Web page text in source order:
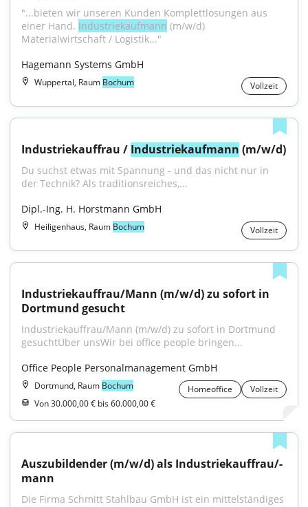
"...bieten wir unseren Kunden Komplettlösungen aus
einer Hand. Industriekaufmann (m/w/d)
Materialwirtschaft / Logistik..."
Hagemann Systems GmbH
Wuppertal, Raum Bochum Vollzeit
Industriekauffrau / Industriekaufmann (m/w/d)
Du suchst etwas mit Spannung - und das nicht nur in
der Technik? Als traditionsreiches,...
Dipl.-Ing. H. Horstmann GmbH
Heiligenhaus, Raum Bochum Vollzeit
Industriekauffrau/Mann (m/w/d) zu sofort in
Dortmund gesucht
Industriekauffrau/Mann (m/w/d) zu sofort in Dortmund
gesuchtÜber unsWir bei office people bringen...
Office People Personalmanagement GmbH
Dortmund, Raum Bochum Homeoffice
Vollzeit
Von 30.000,00 € bis 60.000,00 €
Auszubildender (m/w/d) als Industriekauffrau/-
mann
Die Firma Schmitt Stahlbau GmbH ist ein mittelständiges